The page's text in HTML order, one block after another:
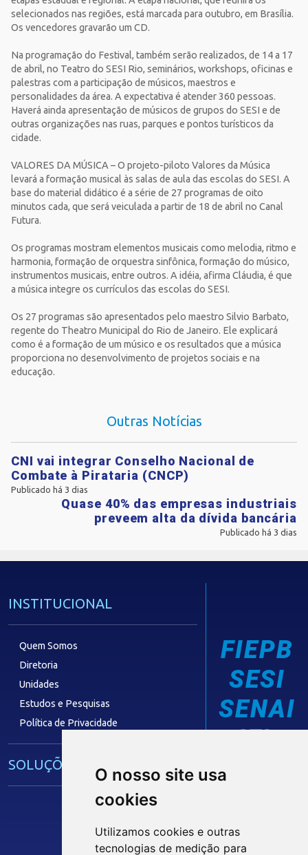
O nosso site usa
cookies
Utilizamos cookies e outras
tecnologias de medição para
selecionados nas regiões, está marcada para outubro, em Brasília.
Os vencedores gravarão um CD.
Na programação do Festival, também serão realizados, de 14 a 17
de abril, no Teatro do SESI Rio, seminários, workshops, oficinas e
palestras com a participação de músicos, maestros e
personalidades da área. A expectativa é atender 360 pessoas.
Haverá ainda apresentação de músicos de grupos do SESI e de
outras organizações nas ruas, parques e pontos turísticos da
cidade.
VALORES DA MÚSICA – O projeto-piloto Valores da Música
levará a formação musical às salas de aula das escolas do SESI. A
base do material didático é a série de 27 programas de oito
minutos cada, que será veiculada a partir de 18 de abril no Canal
Futura.
Os programas mostram elementos musicais como melodia, ritmo e
harmonia, formação de orquestra sinfônica, formação do músico,
instrumentos musicais, entre outros. A idéia, afirma Cláudia, é que
a música integre os currículos das escolas do SESI.
Os 27 programas são apresentados pelo maestro Silvio Barbato,
regente do Theatro Municipal do Rio de Janeiro. Ele explicará
como é a formação de um músico e os resultados que a música
proporciona no desenvolvimento de projetos sociais e na
educação.
Outras Notícias
CNI vai integrar Conselho Nacional de
Combate à Pirataria (CNCP)
Publicado há 3 dias
Quase 40% das empresas industriais
preveem alta da dívida bancária
Publicado há 3 dias
INSTITUCIONAL
Quem Somos
Diretoria
Unidades
Estudos e Pesquisas
Política de Privacidade
SOLUÇÕES E SERVIÇOS
Núcleo de Acesso ao Crédito
Centro Internacional de Negócios -
FIEPB
SESI
SENAI
IEL